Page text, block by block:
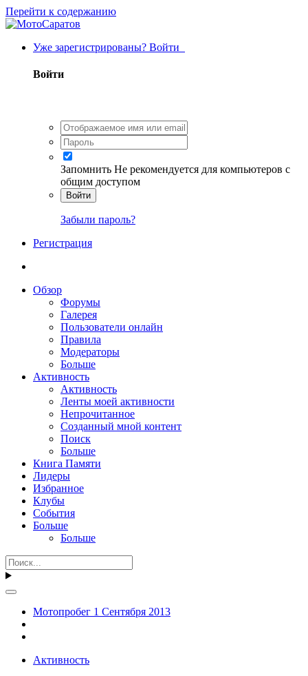
Перейти к содержанию
Уже зарегистрированы? Войти
Войти
Запомнить Не рекомендуется для компьютеров с
общим доступом
Войти
Забыли пароль?
Регистрация
Обзор
Форумы
Галерея
Пользователи онлайн
Правила
Модераторы
Больше
Активность
Активность
Ленты моей активности
Непрочитанное
Созданный мной контент
Поиск
Больше
Книга Памяти
Лидеры
Избранное
Клубы
События
Больше
Больше
Мотопробег 1 Сентября 2013
Активность